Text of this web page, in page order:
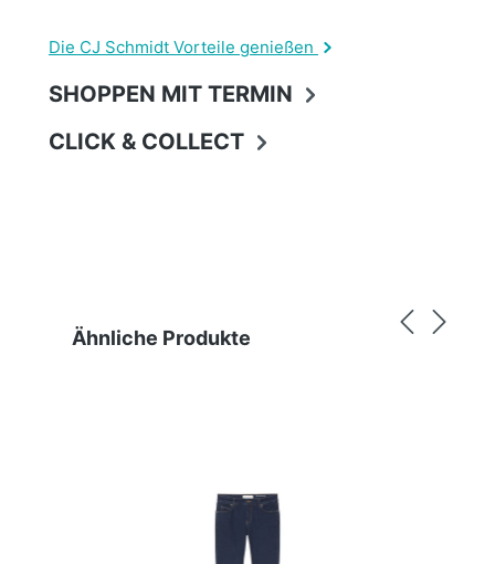
Die CJ Schmidt Vorteile genießen
SHOPPEN MIT TERMIN
CLICK & COLLECT
Produktgalerie überspringen
Ähnliche Produkte